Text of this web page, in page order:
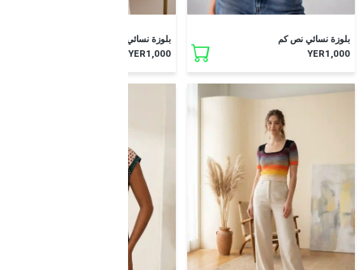
بلوزة نسائي نص كم
YER1,000
بلوزة نسائي نص كم
YER1,000